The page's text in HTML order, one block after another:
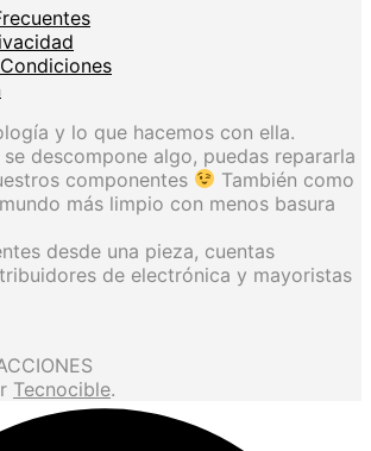
y lo que hacemos con ella.
descompone algo, puedas repararla
componentes
También como
más limpio con menos basura
desde una pieza, cuentas
de electrónica y mayoristas
Tecnocible.